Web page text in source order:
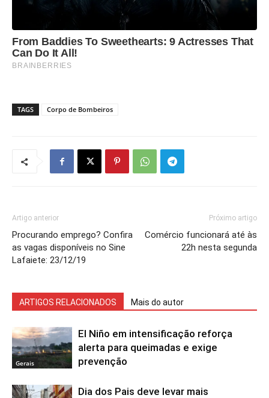
TAGS Corpo de Bombeiros
Artigo anterior
Procurando emprego? Confira
as vagas disponíveis no Sine
Lafaiete: 23/12/19
Próximo artigo
Comércio funcionará até às
22h nesta segunda
ARTIGOS RELACIONADOS Mais do autor
Gerais
El Niño em intensificação reforça
alerta para queimadas e exige
prevenção
Dia dos Pais deve levar mais